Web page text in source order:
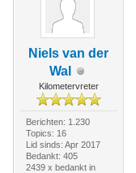
Niels van der
Wal
Kilometervreter
Berichten: 1.230
Topics: 16
Lid sinds: Apr 2017
Bedankt: 405
2439 x bedankt in